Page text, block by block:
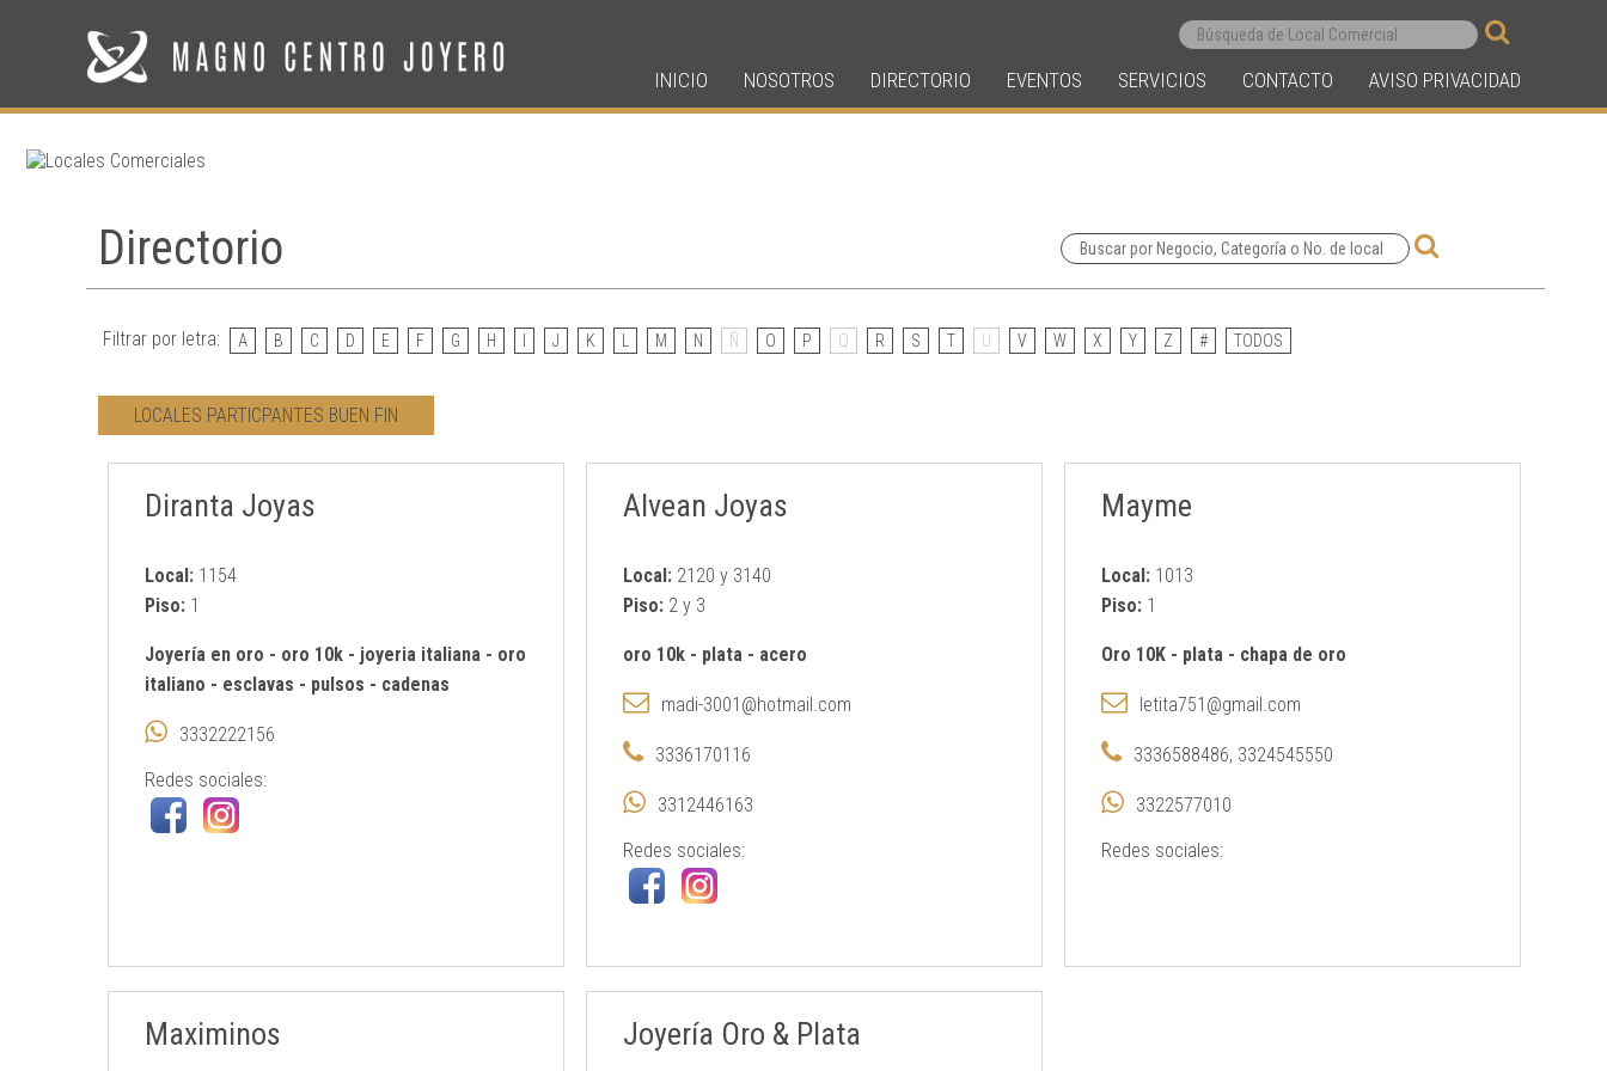
AVISO PRIVACIDAD
CONTACTO
SERVICIOS
EVENTOS
DIRECTORIO
NOSOTROS
INICIO
Directorio
Filtrar por letra: A B C D E F G H J K M N Ñ O P Q R S T V W X Y Z # TODOS
LOCALES PARTICPANTES BUEN FIN
Diranta Joyas
Local: 1154
Piso: 1
Joyería en oro - oro 10k - joyeria italiana - oro
italiano - esclavas - pulsos - cadenas
3332222156
Redes sociales:
Alvean Joyas
Local: 2120 y 3140
Piso: 2 y 3
oro 10k - plata - acero
madi-3001@hotmail.com
3336170116
3312446163
Redes sociales:
Mayme
Local: 1013
Piso: 1
Oro 10K - plata - chapa de oro
letita751@gmail.com
3336588486, 3324545550
3322577010
Redes sociales:
Maximinos Joyería Oro & Plata